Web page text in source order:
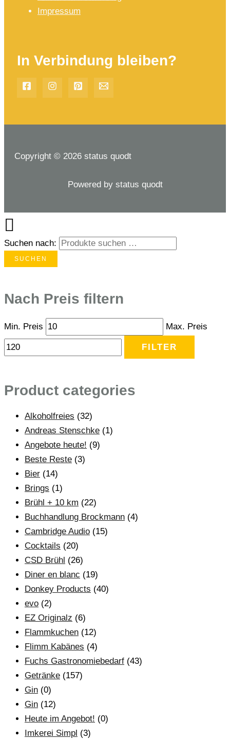
Impressum
In Verbindung bleiben?
Copyright © 2026 status quodt
Powered by status quodt
Suchen nach:
SUCHEN
Nach Preis filtern
Min. Preis Max. Preis
FILTER
Product categories
Alkoholfreies (32)
Andreas Stenschke (1)
Angebote heute! (9)
Beste Reste (3)
Bier (14)
Brings (1)
Brühl + 10 km (22)
Buchhandlung Brockmann (4)
Cambridge Audio (15)
Cocktails (20)
CSD Brühl (26)
Diner en blanc (19)
Donkey Products (40)
evo (2)
EZ Originalz (6)
Flammkuchen (12)
Flimm Kabänes (4)
Fuchs Gastronomiebedarf (43)
Getränke (157)
Gin (0)
Gin (12)
Heute im Angebot! (0)
Imkerei Simpl (3)